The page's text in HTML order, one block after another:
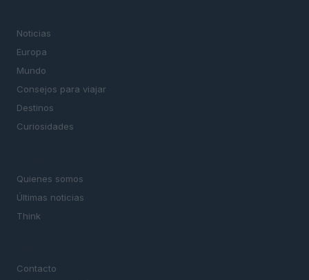
Noticias
Europa
Mundo
Consejos para viajar
Destinos
Curiosidades
Quienes somos
Últimas noticias
Think
Contacto